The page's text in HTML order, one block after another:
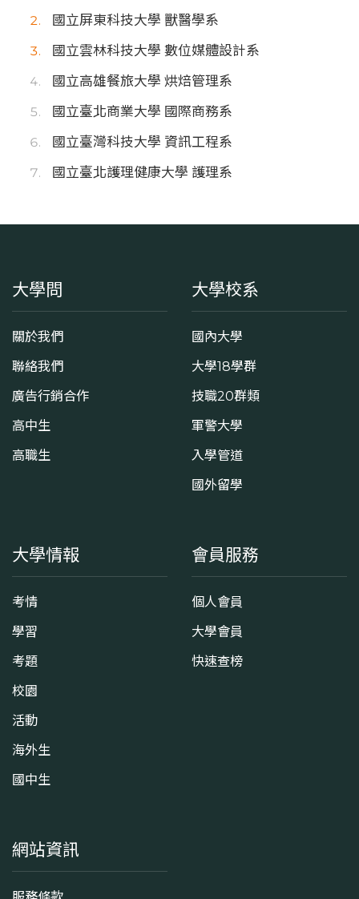
國立屏東科技大學 獸醫學系
國立雲林科技大學 數位媒體設計系
國立高雄餐旅大學 烘焙管理系
國立臺北商業大學 國際商務系
國立臺灣科技大學 資訊工程系
國立臺北護理健康大學 護理系
大學問
關於我們
聯絡我們
廣告行銷合作
高中生
高職生
大學校系
國內大學
大學18學群
技職20群類
軍警大學
入學管道
國外留學
大學情報
考情
學習
考題
校園
活動
海外生
國中生
會員服務
個人會員
大學會員
快速查榜
網站資訊